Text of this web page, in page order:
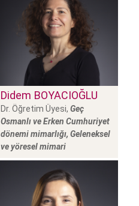
Didem BOYACIOĞLU
Dr. Öğretim Üyesi, Geç
Osmanlı ve Erken Cumhuriyet
dönemi mimarlığı, Geleneksel
ve yöresel mimari